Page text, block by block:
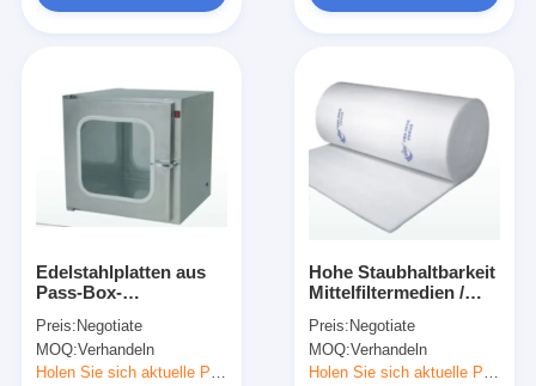
Produkte
Über uns
Kontakt mit uns
Edelstahlplatten aus
Pass-Box-
Sprühfarbe aus
behandeltem oder
direktem St/St Material
Preis: Negotiate
MOQ:Verhandeln
Holen Sie sich aktuelle Preis
Hohe Staubhaltbarkeit
Mittelfiltermedien /
Sprühkabine
Preis: Negotiate
MOQ:Verhandeln
Holen Sie sich aktuelle Preis